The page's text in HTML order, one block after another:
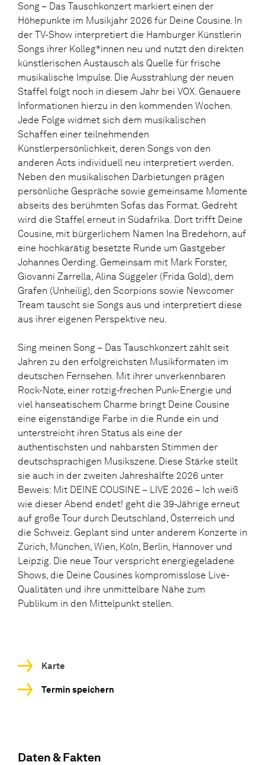
Song – Das Tauschkonzert markiert einen der
Höhepunkte im Musikjahr 2026 für Deine Cousine. In
der TV-Show interpretiert die Hamburger Künstlerin
Songs ihrer Kolleg*innen neu und nutzt den direkten
künstlerischen Austausch als Quelle für frische
musikalische Impulse. Die Ausstrahlung der neuen
Staffel folgt noch in diesem Jahr bei VOX. Genauere
Informationen hierzu in den kommenden Wochen.
Jede Folge widmet sich dem musikalischen
Schaffen einer teilnehmenden
Künstlerpersönlichkeit, deren Songs von den
anderen Acts individuell neu interpretiert werden.
Neben den musikalischen Darbietungen prägen
persönliche Gespräche sowie gemeinsame Momente
abseits des berühmten Sofas das Format. Gedreht
wird die Staffel erneut in Südafrika. Dort trifft Deine
Cousine, mit bürgerlichem Namen Ina Bredehorn, auf
eine hochkarätig besetzte Runde um Gastgeber
Johannes Oerding. Gemeinsam mit Mark Forster,
Giovanni Zarrella, Alina Süggeler (Frida Gold), dem
Grafen (Unheilig), den Scorpions sowie Newcomer
Tream tauscht sie Songs aus und interpretiert diese
aus ihrer eigenen Perspektive neu.
Sing meinen Song – Das Tauschkonzert zählt seit
Jahren zu den erfolgreichsten Musikformaten im
deutschen Fernsehen. Mit ihrer unverkennbaren
Rock-Note, einer rotzig-frechen Punk-Energie und
viel hanseatischem Charme bringt Deine Cousine
eine eigenständige Farbe in die Runde ein und
unterstreicht ihren Status als eine der
authentischsten und nahbarsten Stimmen der
deutschsprachigen Musikszene. Diese Stärke stellt
sie auch in der zweiten Jahreshälfte 2026 unter
Beweis: Mit DEINE COUSINE – LIVE 2026 – Ich weiß
wie dieser Abend endet! geht die 39-Jährige erneut
auf große Tour durch Deutschland, Österreich und
die Schweiz. Geplant sind unter anderem Konzerte in
Zürich, München, Wien, Köln, Berlin, Hannover und
Leipzig. Die neue Tour verspricht energiegeladene
Shows, die Deine Cousines kompromisslose Live-
Qualitäten und ihre unmittelbare Nähe zum
Publikum in den Mittelpunkt stellen.
Karte
Termin speichern
Daten & Fakten